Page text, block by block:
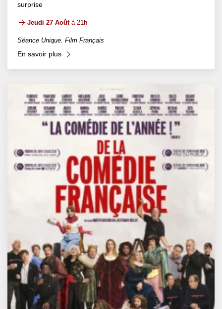
surprise
Jeudi 27 Aoûtà 21h
Séance Unique. Film Français
En savoir plus